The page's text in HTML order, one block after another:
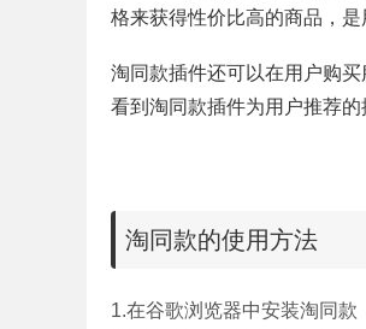
格来获得性价比高的商品，
淘同款插件还可以在用户购
看到 淘同款插件为用户推荐
淘同款的使用方法
1.在谷歌浏览器中安装淘同款